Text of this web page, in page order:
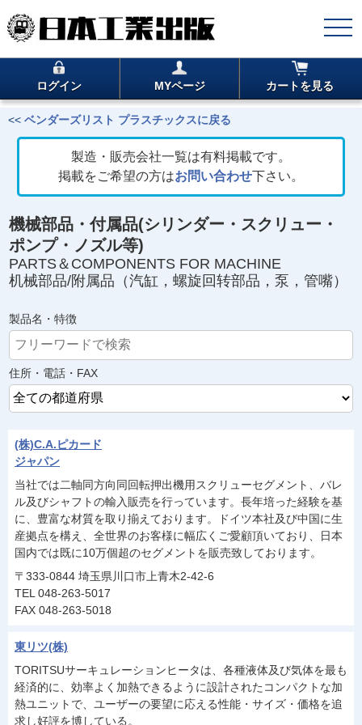
ログイン MYページ カートを見る
<< ベンダーズリスト プラスチックスに戻る
製造・販売会社一覧は有料掲載です。
掲載をご希望の方はお問い合わせ下さい。
機械部品・付属品(シリンダー・スクリュー・
ポンプ・ノズル等)
PARTS＆COMPONENTS FOR MACHINE
机械部品/附属品（汽缸，螺旋回转部品，泵，管嘴）
製品名・特徴
住所・電話・FAX
(株)C.A.ピカード
ジャパン
当社では二軸同方向同回転押出機用スクリューセグメント、バレ
ル及びシャフトの輸入販売を行っています。長年培った経験を基
に、豊富な材質を取り揃えております。ドイツ本社及び中国に生
産拠点を構え、全世界のお客様に幅広くご愛顧頂いており、日本
国内では既に10万個超のセグメントを販売致しております。
〒333-0844 埼玉県川口市上青木2-42-6
TEL 048-263-5017
FAX 048-263-5018
東リツ(株)
TORITSUサーキュレーションヒータは、各種液体及び気体を最も
経済的に、効率よく加熱できるように設計されたコンパクトな加
熱ユニットで、ユーザーの要望に応える性能・サイズ・価格を追
求し好評を博している。